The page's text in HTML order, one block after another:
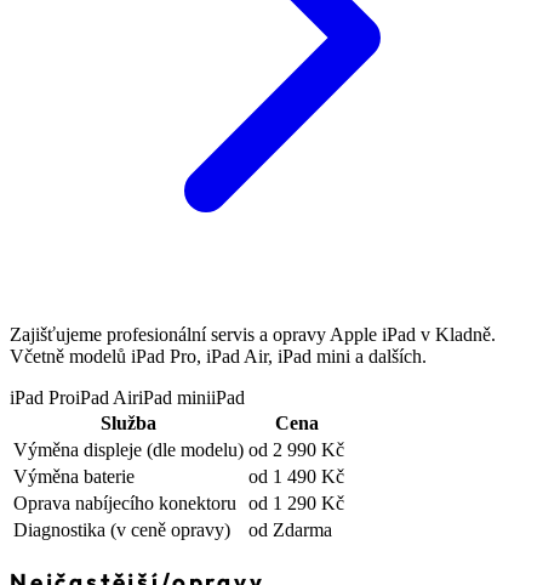
Zajišťujeme profesionální servis a opravy Apple iPad v Kladně.
Včetně modelů iPad Pro, iPad Air, iPad mini a dalších.
iPad ProiPad AiriPad miniiPad
Služba
Cena
Výměna displeje (dle modelu) od 2 990 Kč
Výměna baterie
od 1 490 Kč
Oprava nabíjecího konektoru
od 1 290 Kč
Diagnostika (v ceně opravy) od Zdarma